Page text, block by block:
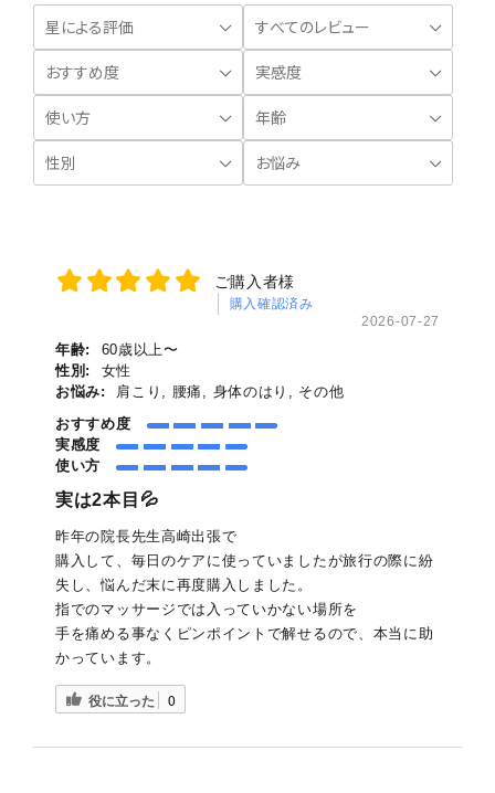
ご購入者様
購入確認済み
2026-07-27
年齢:
60歳以上〜
性別:
女性
お悩み:
肩こり, 腰痛, 身体のはり, その他
おすすめ度
実感度
使い方
実は2本目💦
昨年の院長先生高崎出張で
購入して、毎日のケアに使っていましたが旅行の際に紛
失し、悩んだ末に再度購入しました。
指でのマッサージでは入っていかない場所を
手を痛める事なくピンポイントで解せるので、本当に助
かっています。
役に立った 0